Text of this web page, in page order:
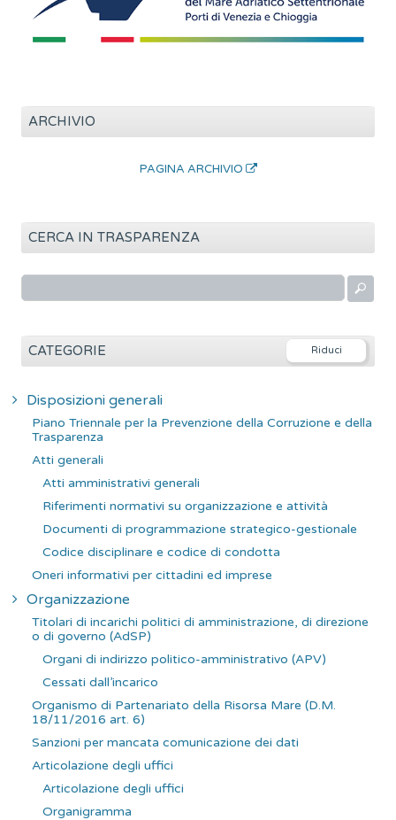
ARCHIVIO
PAGINA ARCHIVIO
CERCA IN TRASPARENZA
r
CATEGORIE
Disposizioni generali
Piano Triennale per la Prevenzione della Corruzione e della
Trasparenza
Atti generali
Atti amministrativi generali
Riferimenti normativi su organizzazione e attività
Documenti di programmazione strategico-gestionale
Codice disciplinare e codice di condotta
Oneri informativi per cittadini ed imprese
Organizzazione
Titolari di incarichi politici di amministrazione, di direzione
o di governo (AdSP)
Organi di indirizzo politico-amministrativo (APV)
Cessati dall’incarico
Organismo di Partenariato della Risorsa Mare (D.M.
18/11/2016 art. 6)
Sanzioni per mancata comunicazione dei dati
Articolazione degli uffici
Articolazione degli uffici
Organigramma